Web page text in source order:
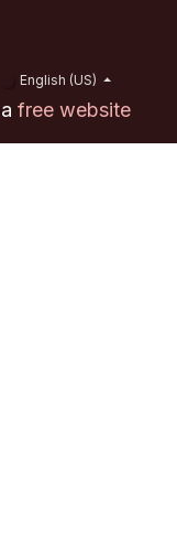
English (US)
free website